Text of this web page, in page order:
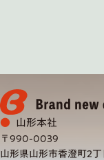
山形本社
〒990-0039
山形県山形市香澄町2丁